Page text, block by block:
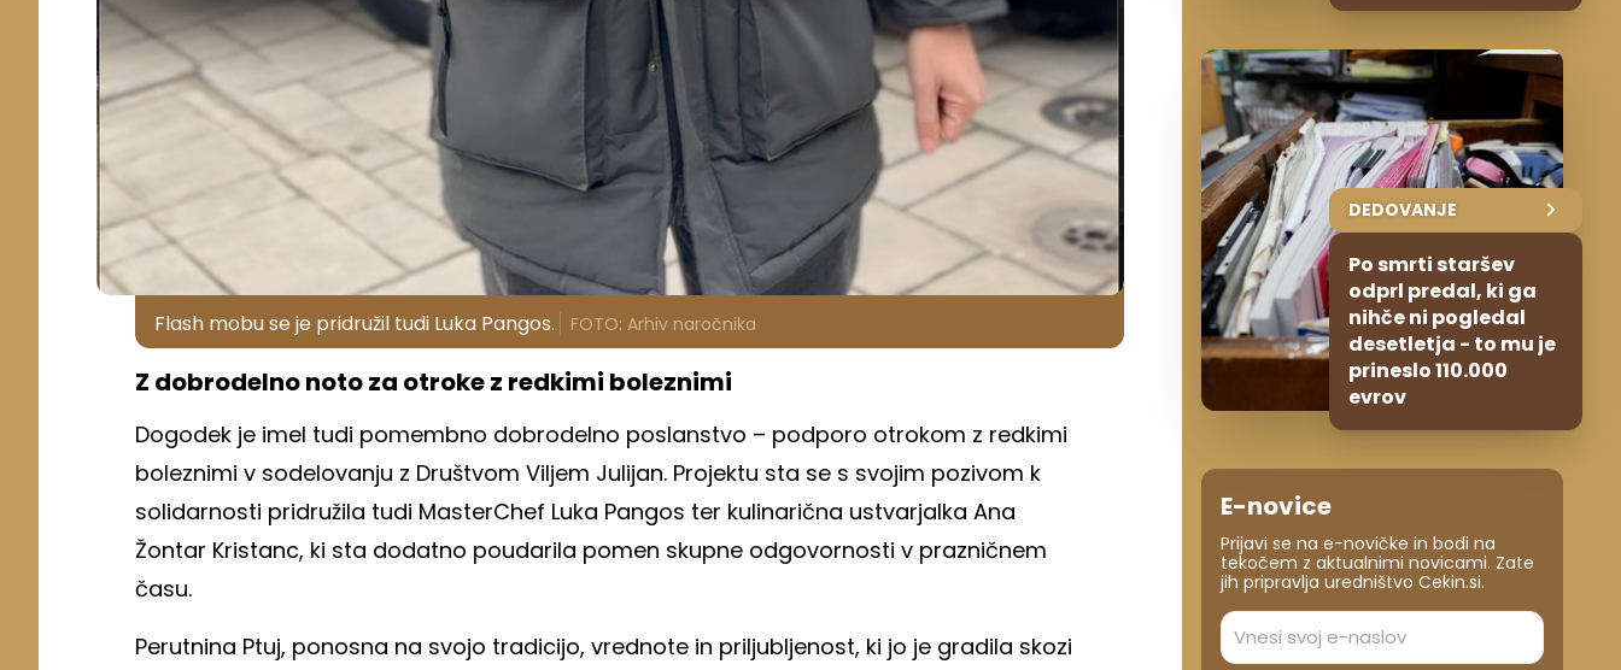
Flash mobu se je pridružil tudi Luka Pangos. FOTO: Arhiv naročnika
Z dobrodelno noto za otroke z redkimi boleznimi
Dogodek je imel tudi pomembno dobrodelno poslanstvo – podporo otrokom z redkimi
boleznimi v sodelovanju z Društvom Viljem Julijan. Projektu sta se s svojim pozivom k
solidarnosti pridružila tudi MasterChef Luka Pangos ter kulinarična ustvarjalka Ana
Žontar Kristanc, ki sta dodatno poudarila pomen skupne odgovornosti v prazničnem
času.
Perutnina Ptuj, ponosna na svojo tradicijo, vrednote in priljubljenost, ki jo je gradila skozi
DEDOVANJE
Po smrti staršev
odprl predal, ki ga
nihče ni pogledal
desetletja - to mu je
prineslo 110.000
evrov
E-novice
Prijavi se na e-novičke in bodi na
tekočem z aktualnimi novicami. Zate
jih pripravlja uredništvo Cekin.si.